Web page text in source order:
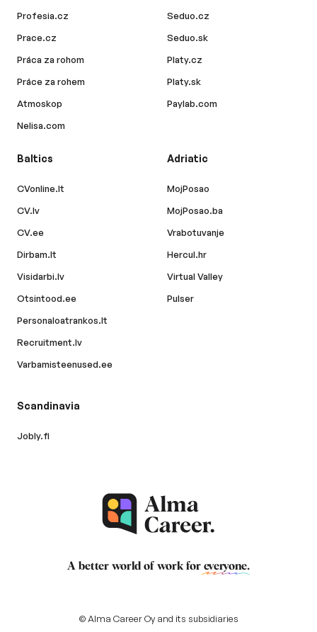
Profesia.cz
Prace.cz
Práca za rohom
Práce za rohem
Atmoskop
Nelisa.com
Seduo.cz
Seduo.sk
Platy.cz
Platy.sk
Paylab.com
Baltics
CVonline.lt
CV.lv
CV.ee
Dirbam.lt
Visidarbi.lv
Otsintood.ee
Personaloatrankos.lt
Recruitment.lv
Varbamisteenused.ee
Adriatic
MojPosao
MojPosao.ba
Vrabotuvanje
Hercul.hr
Virtual Valley
Pulser
Scandinavia
Jobly.fi
A better world of work for everyone.
© Alma Career Oy and its subsidiaries